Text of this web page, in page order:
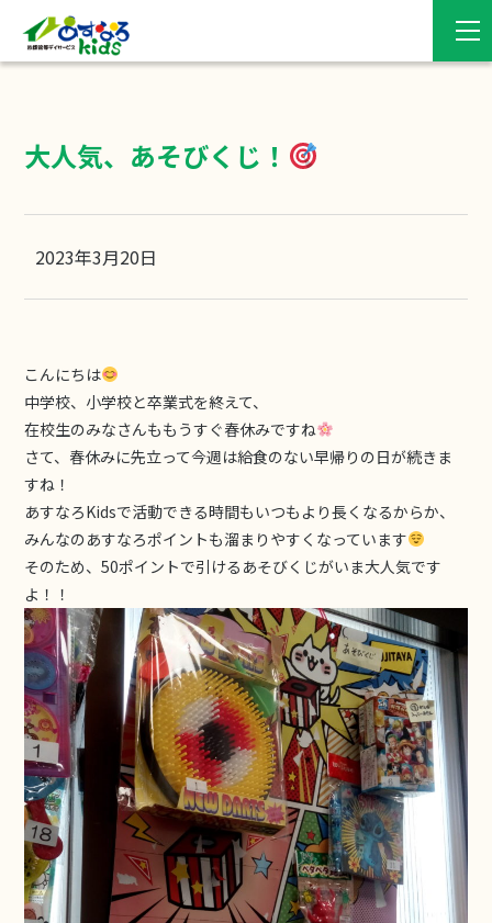
大人気、あそびくじ！
2023年3月20日
こんにちは
中学校、小学校と卒業式を終えて、
在校生のみなさんももうすぐ春休みですね
さて、春休みに先立って今週は給食のない早帰りの日が続きま
すね！
あすなろKidsで活動できる時間もいつもより長くなるからか、
みんなのあすなろポイントも溜まりやすくなっています
そのため、50ポイントで引けるあそびくじがいま大人気です
よ！！